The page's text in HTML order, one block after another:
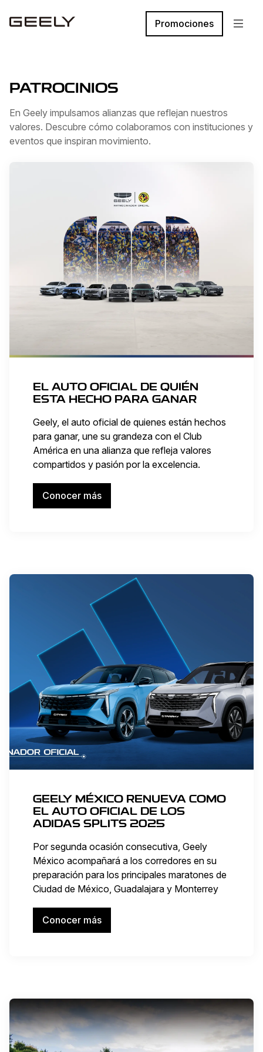
Promociones
PATROCINIOS
En Geely impulsamos alianzas que reflejan nuestros
valores. Descubre cómo colaboramos con instituciones y
eventos que inspiran movimiento.
EL AUTO OFICIAL DE QUIÉN
ESTA HECHO PARA GANAR
Geely, el auto oficial de quienes están hechos
para ganar, une su grandeza con el Club
América en una alianza que refleja valores
compartidos y pasión por la excelencia.
Conocer más
GEELY MÉXICO RENUEVA COMO
EL AUTO OFICIAL DE LOS
ADIDAS SPLITS 2025
Por segunda ocasión consecutiva, Geely
México acompañará a los corredores en su
preparación para los principales maratones de
Ciudad de México, Guadalajara y Monterrey
Conocer más